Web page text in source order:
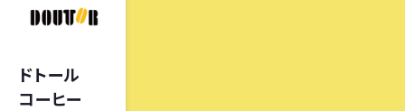
ドトール
コーヒー